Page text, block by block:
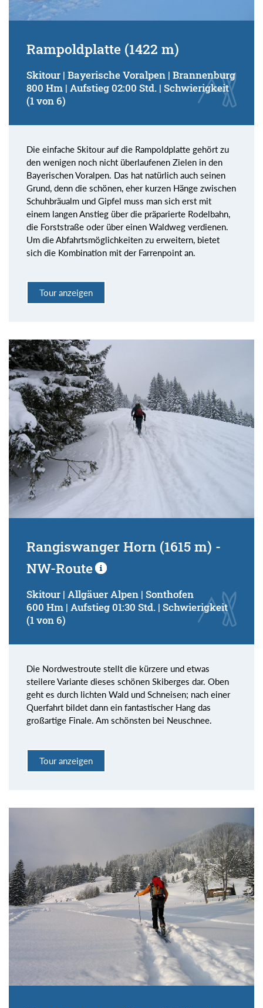
Rampoldplatte (1422 m)
Skitour | Bayerische Voralpen | Brannenburg
800 Hm | Aufstieg 02:00 Std. | Schwierigkeit
(1 von 6)
Die einfache Skitour auf die Rampoldplatte gehört zu
den wenigen noch nicht überlaufenen Zielen in den
Bayerischen Voralpen. Das hat natürlich auch seinen
Grund, denn die schönen, eher kurzen Hänge zwischen
Schuhbräualm und Gipfel muss man sich erst mit
einem langen Anstieg über die präparierte Rodelbahn,
die Forststraße oder über einen Waldweg verdienen.
Um die Abfahrtsmöglichkeiten zu erweitern, bietet
sich die Kombination mit der Farrenpoint an.
Tour anzeigen
Rangiswanger Horn (1615 m) -
NW-Route
Skitour | Allgäuer Alpen | Sonthofen
600 Hm | Aufstieg 01:30 Std. | Schwierigkeit
(1 von 6)
Die Nordwestroute stellt die kürzere und etwas
steilere Variante dieses schönen Skiberges dar. Oben
geht es durch lichten Wald und Schneisen; nach einer
Querfahrt bildet dann ein fantastischer Hang das
großartige Finale. Am schönsten bei Neuschnee.
Tour anzeigen